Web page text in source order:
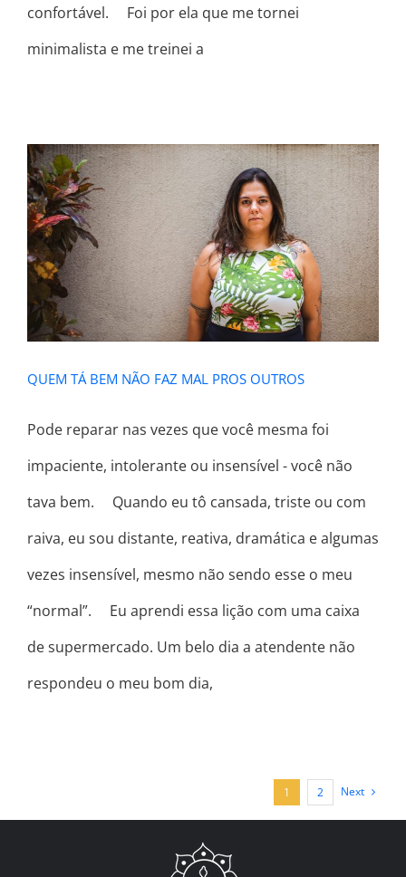
confortável. ⠀ Foi por ela que me tornei
minimalista e me treinei a
QUEM TÁ BEM NÃO FAZ MAL PROS
OUTROS
QUEM TÁ BEM NÃO FAZ MAL PROS OUTROS
Pode reparar nas vezes que você mesma foi
impaciente, intolerante ou insensível - você não
tava bem. ⠀ Quando eu tô cansada, triste ou com
raiva, eu sou distante, reativa, dramática e algumas
vezes insensível, mesmo não sendo esse o meu
“normal”. ⠀ Eu aprendi essa lição com uma caixa
de supermercado. Um belo dia a atendente não
respondeu o meu bom dia,
1 2 Next